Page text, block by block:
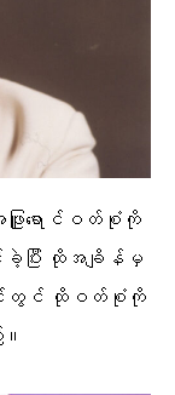
ြူရောင်ဝတ်စုံကို
ြီး ထိုအချိန်မှ
းတွင် ထိုဝတ်စုံကို